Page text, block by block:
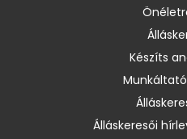
Készíts
Álláskeresői